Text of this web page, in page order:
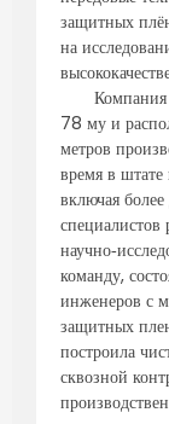
защитных
на
Компания
78 му и
метров
время в
включая
специалистов
команду,
инженеров с
защитных
построила
сквозной